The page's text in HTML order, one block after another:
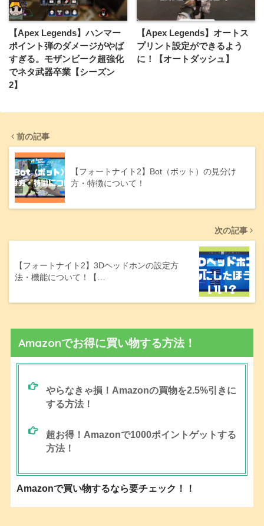
【Apex Legends】ハンマー
ポイント弾のダメージがやば
すぎる。モザンビーク超強化
でネタ武器卒業【シーズン
2】
【Apex Legends】オートス
プリント設定ができるよう
に！【オートダッシュ】
前の記事
【フォートナイト2】Bot（ボット）の見分け
方・特徴について！
次の記事
【フォートナイト2】3Dヘッドホンの設定方
法・機能について！【…
Amazonでお得に買い物する方法！
やらなきゃ損！Amazonの買物を2.5%引きに
する方法！
超お得！Amazonで1000ポイントゲットする
方法！
Amazonで買い物するなら要チェック！！